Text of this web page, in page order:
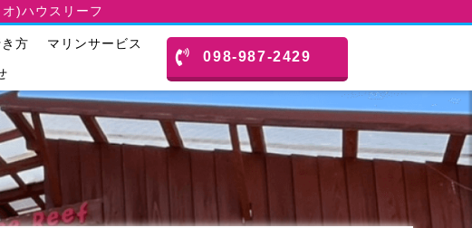
)ハウスリーフ
方 マリンサービス
098-987-2429